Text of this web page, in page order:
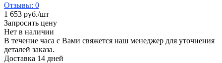
Отзывы: 0
1 653 руб./шт
Запросить цену
Нет в наличии
В течение часа с Вами свяжется наш менеджер для уточнения
деталей заказа.
Доставка 14 дней